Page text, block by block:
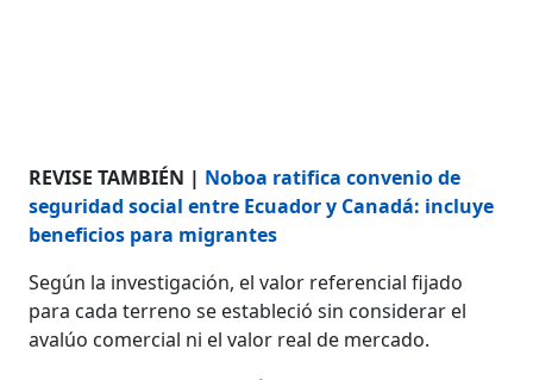
REVISE TAMBIÉN | Noboa ratifica convenio de
seguridad social entre Ecuador y Canadá: incluye
beneficios para migrantes
Según la investigación, el valor referencial fijado
para cada terreno se estableció sin considerar el
avalúo comercial ni el valor real de mercado.